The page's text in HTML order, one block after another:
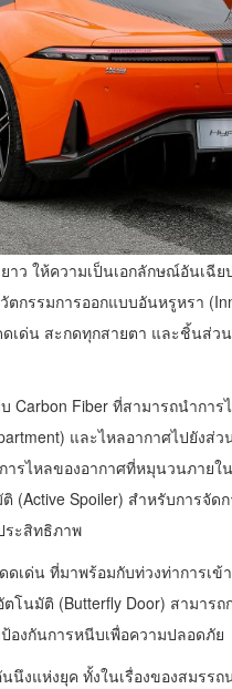
ว ให้ความเป็นเอกลักษณ์อันเฉี
กรรมการออกแบบอันหรูหรา
เด่น สะกดทุกสายตา และชิ้นส่ว
Carbon Fiber ที่สามารถนำกา
และไหลอากาศไปยังส่
รไหลของอากาศที่หมุนวนภาย
Spoiler) สำหรับการจัด
ระสิทธิภาพ
ด่น ที่มาพร้อมกับท่วงท่าการเข้
นมัติ (Butterfly Door) สามาร
องกันการหนีบเพื่อความปลอดภัย
งแห่งยุค ทั้งในเรื่องของสมรร